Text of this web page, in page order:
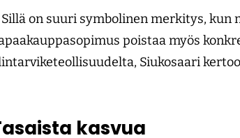
Sillä on suuri symbolinen merkitys,
poistaa myös
Siukosaari
kasvua